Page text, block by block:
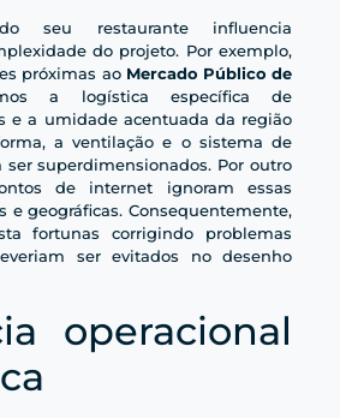
seu restaurante influencia
do projeto. Por exemplo,
próximas ao Mercado Público de
a logística específica de
e a umidade acentuada da região
a ventilação e o sistema de
ser superdimensionados. Por outro
de internet ignoram essas
e geográficas. Consequentemente,
fortunas corrigindo problemas
ser evitados no desenho
operacional